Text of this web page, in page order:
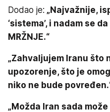
Dodao je: „Najvažnije,
‘sistema’, i nadam se
MRŽNJE.“
„Zahvaljujem Iranu što
upozorenje, što je
niko ne bude
„Možda Iran sada